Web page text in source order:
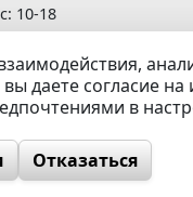
10-18
обработки
даете согласие
в
Отказаться